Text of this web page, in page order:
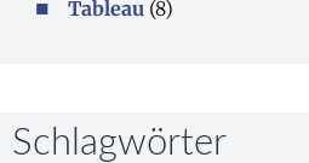
Tableau (8)
Schlagwörter